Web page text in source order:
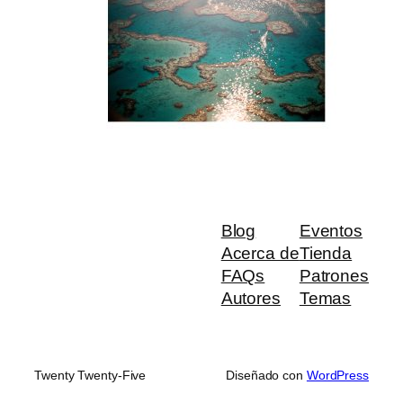
Blog
Acerca de
FAQs
Autores
Eventos
Tienda
Patrones
Temas
Twenty Twenty-Five Diseñado con WordPress